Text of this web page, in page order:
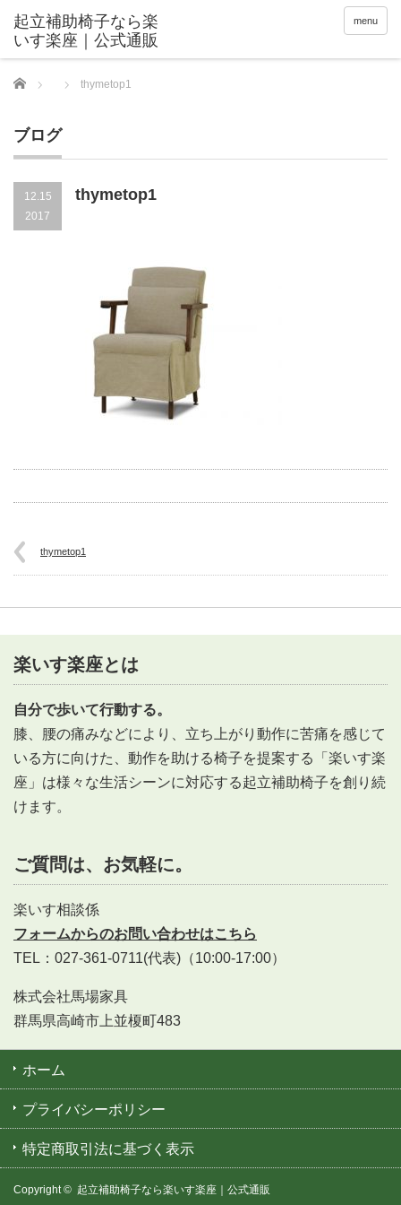
menu
Home thymetop1
ブログ
12.15
2017
thymetop1
thymetop1
楽いす楽座とは
自分で歩いて行動する。
膝、腰の痛みなどにより、立ち上がり動作に苦痛を感じて
いる方に向けた、動作を助ける椅子を提案する「楽いす楽
座」は様々な生活シーンに対応する起立補助椅子を創り続
けます。
ご質問は、お気軽に。
楽いす相談係
フォームからのお問い合わせはこちら
TEL：027-361-0711(代表)（10:00-17:00）
株式会社馬場家具
群馬県高崎市上並榎町483
ホーム
プライバシーポリシー
特定商取引法に基づく表示
Copyright © 起立補助椅子なら楽いす楽座｜公式通販